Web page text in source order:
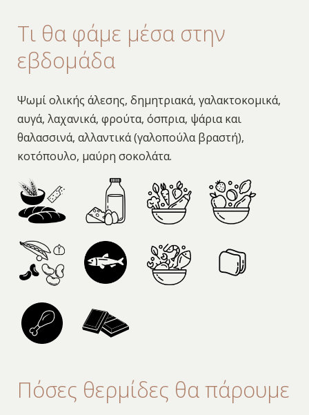
Τι θα φάμε μέσα στην
εβδομάδα
Ψωμί ολικής άλεσης, δημητριακά, γαλακτοκομικά,
αυγά, λαχανικά, φρούτα, όσπρια, ψάρια και
θαλασσινά, αλλαντικά (γαλοπούλα βραστή),
κοτόπουλο, μαύρη σοκολάτα.
Πόσες θερμίδες θα πάρουμε